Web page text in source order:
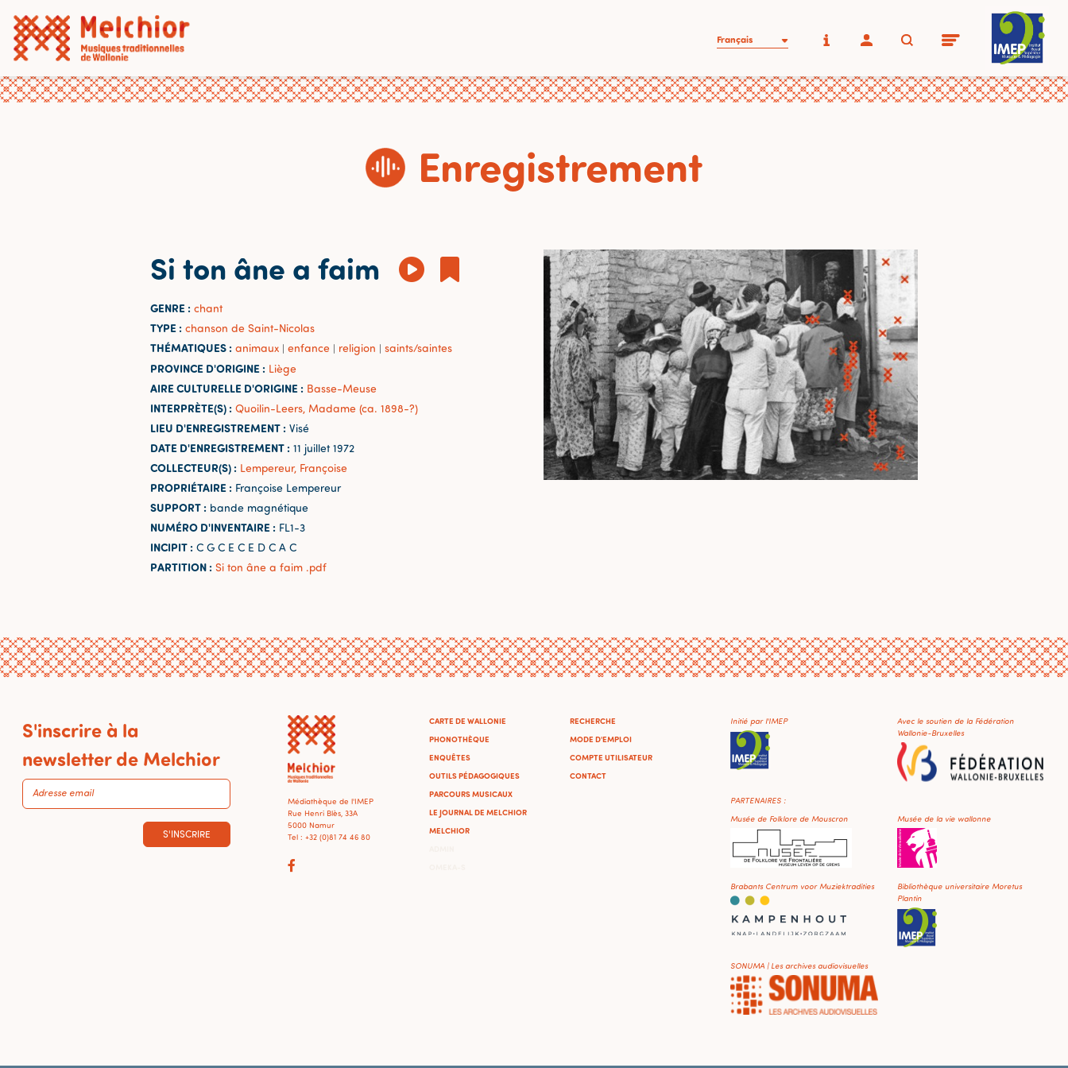
Français
Enregistrement
Si ton âne a faim
GENRE : chant
TYPE : chanson de Saint-Nicolas
THÉMATIQUES : animaux | enfance | religion | saints/saintes
PROVINCE D'ORIGINE : Liège
AIRE CULTURELLE D'ORIGINE : Basse-Meuse
INTERPRÈTE(S) : Quoilin-Leers, Madame (ca. 1898-?)
LIEU D'ENREGISTREMENT : Visé
DATE D'ENREGISTREMENT : 11 juillet 1972
COLLECTEUR(S) : Lempereur, Françoise
PROPRIÉTAIRE : Françoise Lempereur
SUPPORT : bande magnétique
NUMÉRO D'INVENTAIRE : FL1-3
INCIPIT : C G C E C E D C A C
PARTITION : Si ton âne a faim .pdf
S'inscrire à la
newsletter de Melchior
S'INSCRIRE
Médiathèque de l'IMEP
Rue Henri Blès, 33A
5000 Namur
Tel : +32 (0)81 74 46 80
CARTE DE WALLONIE
PHONOTHÈQUE
ENQUÊTES
OUTILS PÉDAGOGIQUES
PARCOURS MUSICAUX
LE JOURNAL DE MELCHIOR
MELCHIOR
RECHERCHE
MODE D'EMPLOI
COMPTE UTILISATEUR
CONTACT
Initié par l'IMEP
Avec le soutien de la Fédération
Wallonie-Bruxelles
PARTENAIRES :
Musée de Folklore de Mouscron
Musée de la vie wallonne
Brabants Centrum voor Muziektradities
Bibliothèque universitaire Moretus
Plantin
SONUMA | Les archives audiovisuelles